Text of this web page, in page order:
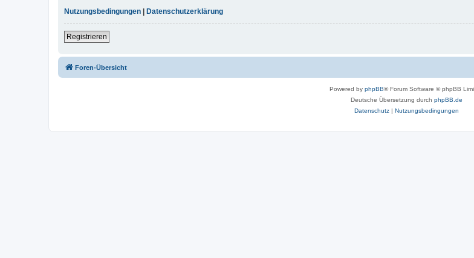
Nutzungsbedingungen
Datenschutzerklärung
Registrieren
Foren-Übersicht
Powered by phpBB® Forum Software © phpBB
Deutsche Übersetzung durch phpBB.de
Datenschutz| Nutzungsbedingungen